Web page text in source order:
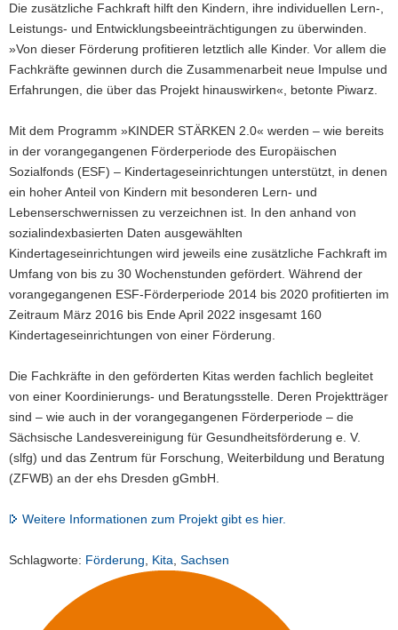
Die zusätzliche Fachkraft hilft den Kindern, ihre individuellen Lern-,
Leistungs- und Entwicklungsbeeinträchtigungen zu überwinden.
»Von dieser Förderung profitieren letztlich alle Kinder. Vor allem die
Fachkräfte gewinnen durch die Zusammenarbeit neue Impulse und
Erfahrungen, die über das Projekt hinauswirken«, betonte Piwarz.
Mit dem Programm »KINDER STÄRKEN 2.0« werden – wie bereits
in der vorangegangenen Förderperiode des Europäischen
Sozialfonds (ESF) – Kindertageseinrichtungen unterstützt, in denen
ein hoher Anteil von Kindern mit besonderen Lern- und
Lebenserschwernissen zu verzeichnen ist. In den anhand von
sozialindexbasierten Daten ausgewählten
Kindertageseinrichtungen wird jeweils eine zusätzliche Fachkraft im
Umfang von bis zu 30 Wochenstunden gefördert. Während der
vorangegangenen ESF-Förderperiode 2014 bis 2020 profitierten im
Zeitraum März 2016 bis Ende April 2022 insgesamt 160
Kindertageseinrichtungen von einer Förderung.
Die Fachkräfte in den geförderten Kitas werden fachlich begleitet
von einer Koordinierungs- und Beratungsstelle. Deren Projektträger
sind – wie auch in der vorangegangenen Förderperiode – die
Sächsische Landesvereinigung für Gesundheitsförderung e. V.
(slfg) und das Zentrum für Forschung, Weiterbildung und Beratung
(ZFWB) an der ehs Dresden gGmbH.
Weitere Informationen zum Projekt gibt es hier.
Schlagworte: Förderung, Kita, Sachsen